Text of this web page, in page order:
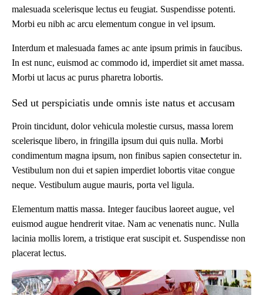
malesuada scelerisque lectus eu feugiat. Suspendisse potenti.
Morbi eu nibh ac arcu elementum congue in vel ipsum.
Interdum et malesuada fames ac ante ipsum primis in faucibus.
In est nunc, euismod ac commodo id, imperdiet sit amet massa.
Morbi ut lacus ac purus pharetra lobortis.
Sed ut perspiciatis unde omnis iste natus et accusam
Proin tincidunt, dolor vehicula molestie cursus, massa lorem
scelerisque libero, in fringilla ipsum dui quis nulla. Morbi
condimentum magna ipsum, non finibus sapien consectetur in.
Vestibulum non dui et sapien imperdiet lobortis vitae congue
neque. Vestibulum augue mauris, porta vel ligula.
Elementum mattis massa. Integer faucibus laoreet augue, vel
euismod augue hendrerit vitae. Nam ac venenatis nunc. Nulla
lacinia mollis lorem, a tristique erat suscipit et. Suspendisse non
placerat lectus.